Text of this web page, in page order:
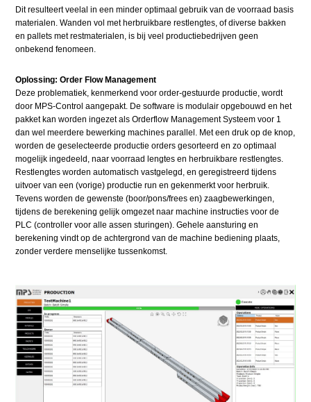
Dit resulteert veelal in een minder optimaal gebruik van de voorraad basis
materialen. Wanden vol met herbruikbare restlengtes, of diverse bakken
en pallets met restmaterialen, is bij veel productiebedrijven geen
onbekend fenomeen.
Oplossing: Order Flow Management
Deze problematiek, kenmerkend voor order-gestuurde productie, wordt
door MPS-Control aangepakt. De software is modulair opgebouwd en het
pakket kan worden ingezet als Orderflow Management Systeem voor 1
dan wel meerdere bewerking machines parallel. Met een druk op de knop,
worden de geselecteerde productie orders gesorteerd en zo optimaal
mogelijk ingedeeld, naar voorraad lengtes en herbruikbare restlengtes.
Restlengtes worden automatisch vastgelegd, en geregistreerd tijdens
uitvoer van een (vorige) productie run en gekenmerkt voor herbruik.
Tevens worden de gewenste (boor/pons/frees en) zaagbewerkingen,
tijdens de berekening gelijk omgezet naar machine instructies voor de
PLC (controller voor alle assen sturingen). Gehele aansturing en
berekening vindt op de achtergrond van de machine bediening plaats,
zonder verdere menselijke tussenkomst.